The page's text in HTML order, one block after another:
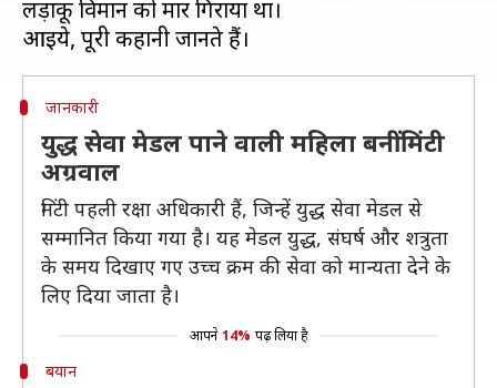
लड़ाकू विमान को मार गिराया था।
जानकारी
युद्ध सेवा मेडल पाने वाली महिला बनीं मिंटी
अग्रवाल
मिंटी पहली रक्षा अधिकारी हैं, जिन्हें युद्ध सेवा मेडल से
सम्मानित किया गया है। यह मेडल युद्ध, संघर्ष और शत्रुता
के समय दिखाए गए उच्च क्रम की सेवा को मान्यता देने के
लिए दिया जाता है।
आपने 14% पढ़ लिया है
बयान